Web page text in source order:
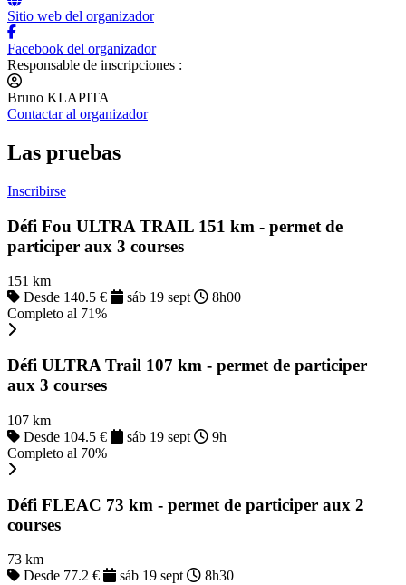
Sitio web del organizador
Facebook del organizador
Responsable de inscripciones :
Bruno KLAPITA
Contactar al organizador
Las pruebas
Inscribirse
Défi Fou ULTRA TRAIL 151 km - permet de
participer aux 3 courses
151 km
Desde 140.5 €
sáb 19 sept
8h00
Completo al 71%
Défi ULTRA Trail 107 km - permet de participer
aux 3 courses
107 km
Desde 104.5 €
sáb 19 sept
9h
Completo al 70%
Défi FLEAC 73 km - permet de participer aux 2
courses
73 km
Desde 77.2 €
sáb 19 sept 8h30